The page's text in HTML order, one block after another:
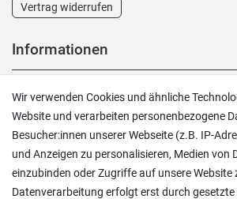
Vertrag widerrufen
Informationen
Versand und Zahlung
Rücksendungen
Lieferung in die Schweiz
Pflegesymbole
Lagerverkauf
Ratgeber & News
Wir verwenden Cookies und ähnliche
Website und verarbeiten personenbezogene
Besucher:innen unserer Webseite (z.B. IP-
und Anzeigen zu personalisieren, Medien von
einzubinden oder Zugriffe auf unsere Website
Datenverarbeitung erfolgt erst durch gesetzte